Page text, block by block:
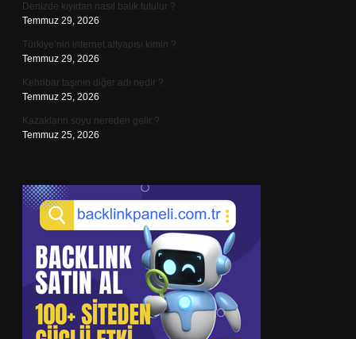
Denizde kıyıdan nasıl balık tutulur ?
Temmuz 29, 2026
Türkiye’nin internet altyapısı kimin ?
Temmuz 29, 2026
Kehribar taşının diğer adı nedir ?
Temmuz 25, 2026
Kazakların soyu nereden gelir ?
Temmuz 25, 2026